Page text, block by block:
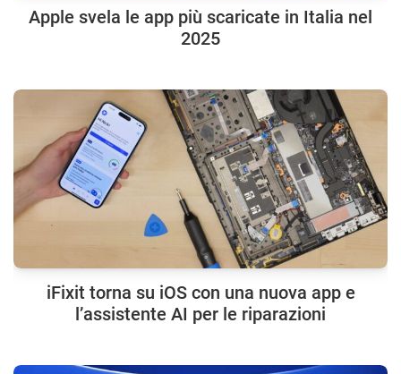
Apple svela le app più scaricate in Italia nel
2025
iFixit torna su iOS con una nuova app e
l’assistente AI per le riparazioni